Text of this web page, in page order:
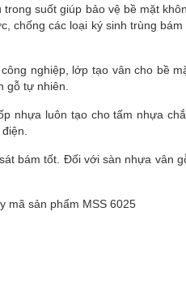
suốt giúp bảo vệ bề mặt
chống các loại ký sinh trùng
nghiệp, lớp tạo vân cho bề
gỗ tự nhiên.
nhựa luôn tạo cho tấm nhựa
bám tốt. Đối với sàn nhựa vân
mã sản phẩm MSS 6025